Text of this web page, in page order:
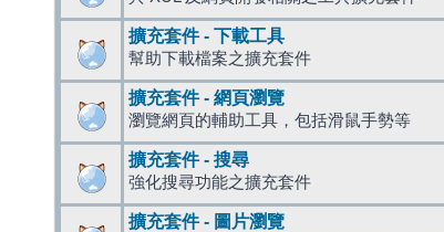
擴充套件 - 下載工具
幫助下載檔案之擴充套件
擴充套件 - 網頁瀏覽
瀏覽網頁的輔助工具，包括滑鼠手勢等
擴充套件 - 搜尋
強化搜尋功能之擴充套件
擴充套件 - 圖片瀏覽